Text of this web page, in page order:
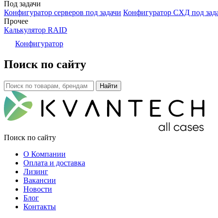
Под задачи
Конфигуратор серверов под задачи Конфигуратор СХД под
Прочее
Калькулятор RAID
Конфигуратор
Поиск по сайту
Поиск по сайту
О Компании
Оплата и доставка
Лизинг
Вакансии
Новости
Блог
Контакты